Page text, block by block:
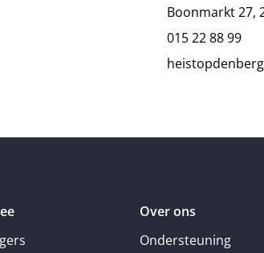
Boonmarkt 27,
015 22 88 99
Over ons
Ondersteuning